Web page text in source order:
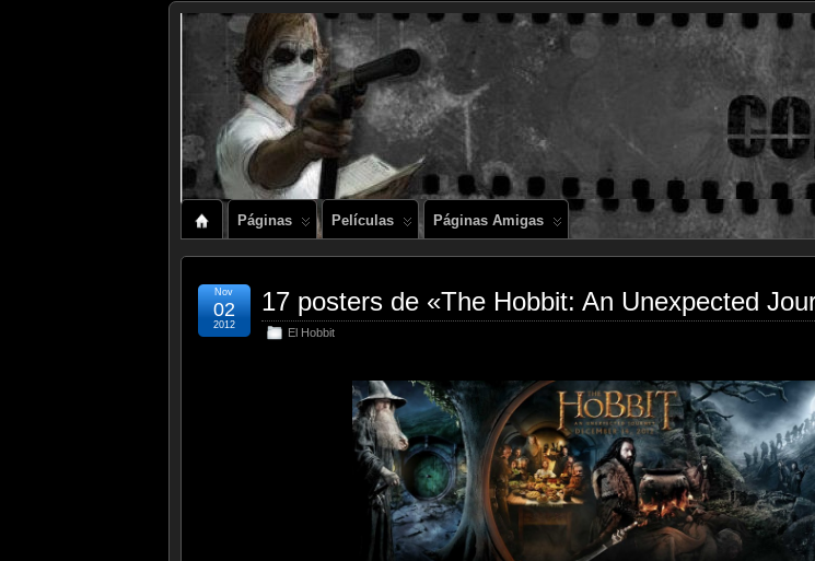
Páginas Películas Páginas Amigas
17 posters de «The Hobbit: An Unexpected
El Hobbit
Nov
02
2012